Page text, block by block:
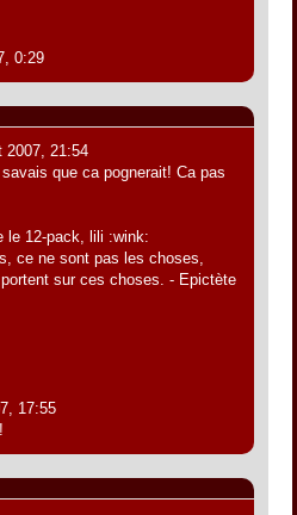
0:29
2007, 21:54
que ca pognerait! Ca pas
le 12-pack, lili :wink:
ce ne sont pas les choses,
sur ces choses. - Epictète
17:55